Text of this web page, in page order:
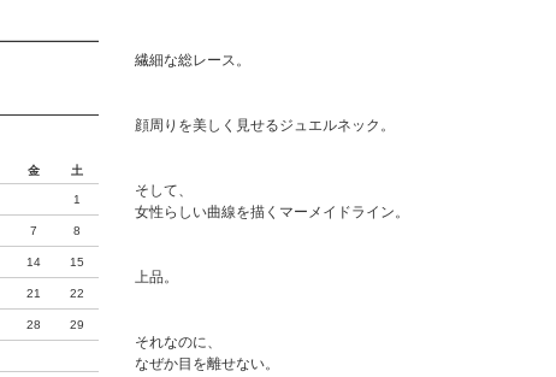
繊細な総レース。
顔周りを美しく見せるジュエルネック。
そして、
女性らしい曲線を描くマーメイドライン。
上品。
それなのに、
なぜか目を離せない。
金 土
1
7 8
14 15
21 22
28 29